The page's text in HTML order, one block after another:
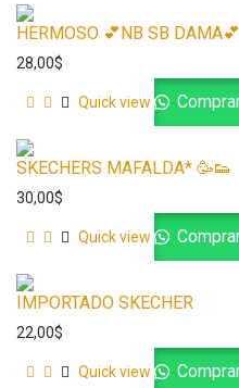
HERMOSO 💕NB SB DAMA💕
28,00$
Quick view
SKECHERS MAFALDA* 🥳👟
30,00$
Quick view
IMPORTADO SKECHER
22,00$
Quick view